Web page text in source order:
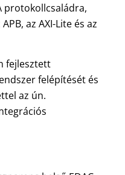
protokollcsaládra,
az AXI-Lite és az
fejlesztett
felépítését és
az ún.